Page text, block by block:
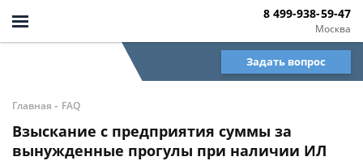
Москва
8 499-938-59-47
Задать вопрос
Главная - FAQ
Взыскание с предприятия суммы за
вынужденные прогулы при наличии ИЛ